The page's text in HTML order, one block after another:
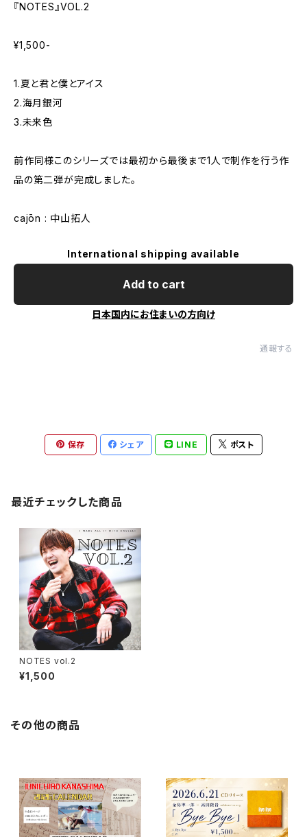
『NOTES』VOL.2
¥1,500-
1.夏と君と僕とアイス
2.海月銀河
3.未来色
前作同様このシリーズでは最初から最後まで1人で制作を行う作
品の第二弾が完成しました。
cajōn : 中山拓人
International shipping available
Add to cart
日本国内にお住まいの方向け
通報する
保存 シェア LINE ポスト
最近チェックした商品
NOTES vol.2
¥1,500
その他の商品